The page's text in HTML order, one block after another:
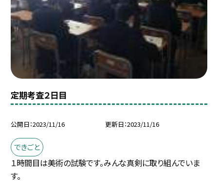
定期考査２日目
公開日 2023/11/16 更新日 2023/11/16
できごと
１時間目は美術の試験です。みんな真剣に取り組んでいま
す。